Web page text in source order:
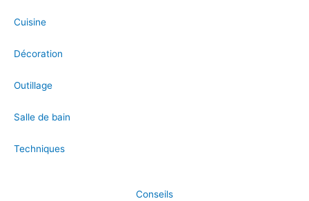
Cuisine
Décoration
Outillage
Salle de bain
Techniques
Conseils